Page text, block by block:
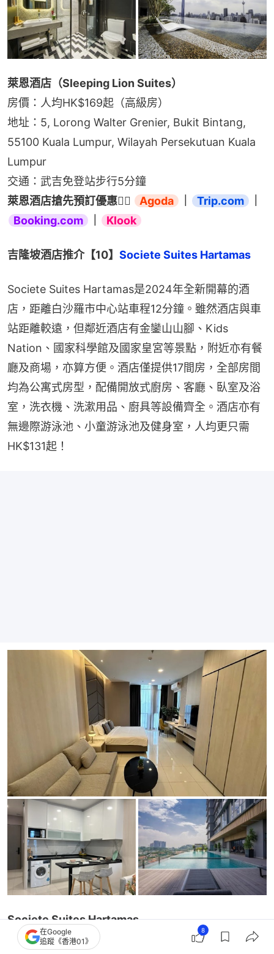
萊恩酒店（Sleeping Lion Suites）
房價：人均HK$169起（高級房）
地址：5, Lorong Walter Grenier, Bukit Bintang,
55100 Kuala Lumpur, Wilayah Persekutuan Kuala
Lumpur
交通：武吉免登站步行5分鐘
萊恩酒店搶先預訂優惠👉🏻
Agoda Trip.com
Booking.com
Klook
吉隆坡酒店推介【10】 Societe Suites Hartamas
Societe Suites Hartamas是2024年全新開幕的酒
店，距離白沙羅市中心站車程12分鐘。雖然酒店與車
站距離較遠，但鄰近酒店有金鑾山山腳、Kids
Nation、國家科學館及國家皇宮等景點，附近亦有餐
廳及商場，亦算方便。酒店僅提供17間房，全部房間
均為公寓式房型，配備開放式廚房、客廳、臥室及浴
室，洗衣機、洗漱用品、廚具等設備齊全。酒店亦有
無邊際游泳池、小童游泳池及健身室，人均更只需
HK$131起！
Societe Suites Hartamas
房價：人均HK$131起（一室房）
在Google
追蹤《香港01》
8